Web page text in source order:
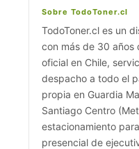
Sobre TodoToner.cl
TodoToner.cl es un
con más de 30 años
oficial en Chile,
despacho a todo el
propia en Guardia
Santiago Centro
estacionamiento
presencial de